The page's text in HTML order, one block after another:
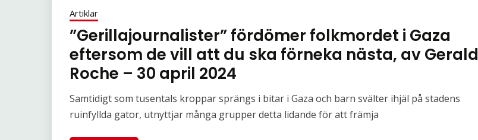
Artiklar
”Gerillajournalister” fördömer folkmordet i Gaza
eftersom de vill att du ska förneka nästa, av Gerald
Roche – 30 april 2024
Samtidigt som tusentals kroppar sprängs i bitar i Gaza och barn svälter ihjäl på stadens
ruinfyllda gator, utnyttjar många grupper detta lidande för att främja